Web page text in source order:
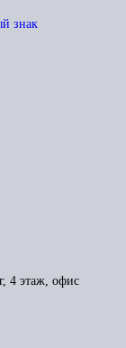
знак
4 этаж, офис